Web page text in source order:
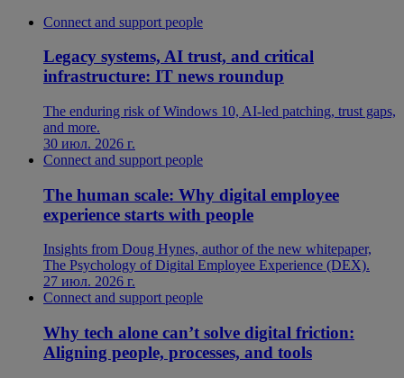
Connect and support people
Legacy systems, AI trust, and critical
infrastructure: IT news roundup
The enduring risk of Windows 10, AI-led patching, trust gaps,
and more.
30 июл. 2026 г.
Connect and support people
The human scale: Why digital employee
experience starts with people
Insights from Doug Hynes, author of the new whitepaper,
The Psychology of Digital Employee Experience (DEX).
27 июл. 2026 г.
Connect and support people
Why tech alone can’t solve digital friction:
Aligning people, processes, and tools